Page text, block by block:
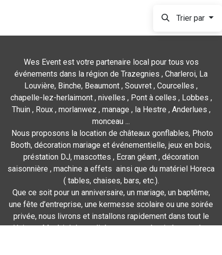
Trier par
Wes Event est votre partenaire local pour tous vos
événements dans la région de Trazegnies , Charleroi, La
Louvière, Binche, Beaumont , Souvret , Courcelles ,
chapelle-lez-herlaimont , nivelles , Pont à celles , Lobbes ,
Thuin , Roux , morlanwez , manage , la Hestre , Anderlues ,
monceau ...
Nous proposons la location de châteaux gonflables, Photo
Booth, décoration mariage et événementielle, jeux en bois,
préstation DJ, mascottes , Ecran géant , décoration
saisonnière , machine a effets ainsi que du matériel Horeca
( tables, chaises, bars, etc.).
Que ce soit pour un anniversaire, un mariage, un baptême,
une fête d’entreprise, une kermesse scolaire ou une soirée
privée, nous livrons et installons rapidement dans tout le
Hainaut. Matériel de qualité, propre et sécurisé, avec des